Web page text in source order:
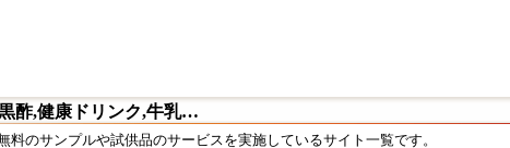
酢,健康ドリンク,牛乳…
のサンプルや試供品のサービスを実施しているサイト一覧です。